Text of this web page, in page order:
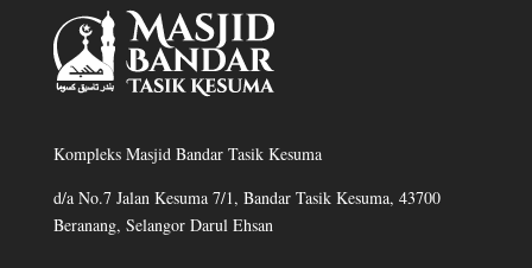
Kompleks Masjid Bandar Tasik Kesuma
d/a No.7 Jalan Kesuma 7/1, Bandar Tasik Kesuma, 43700
Beranang, Selangor Darul Ehsan